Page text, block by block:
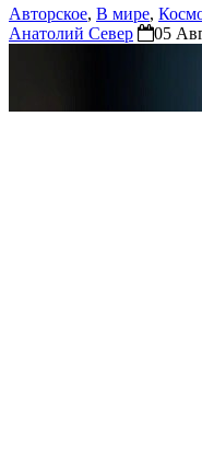
Авторское, В мире,
Анатолий Север
05